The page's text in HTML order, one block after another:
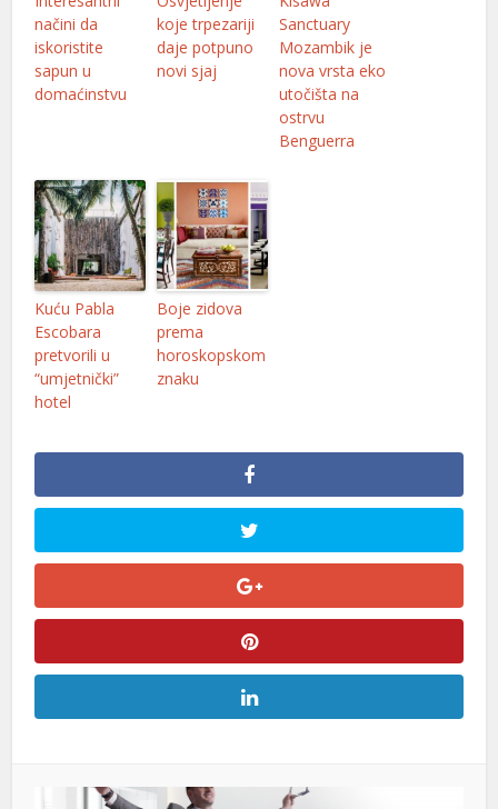
načini da
iskoristite
sapun u
domaćinstvu
koje trpezariji
daje potpuno
novi sjaj
Sanctuary
Mozambik je
nova vrsta eko
utočišta na
ostrvu
Benguerra
Kuću Pabla
Escobara
pretvorili u
“umjetnički”
hotel
Boje zidova
prema
horoskopskom
znaku